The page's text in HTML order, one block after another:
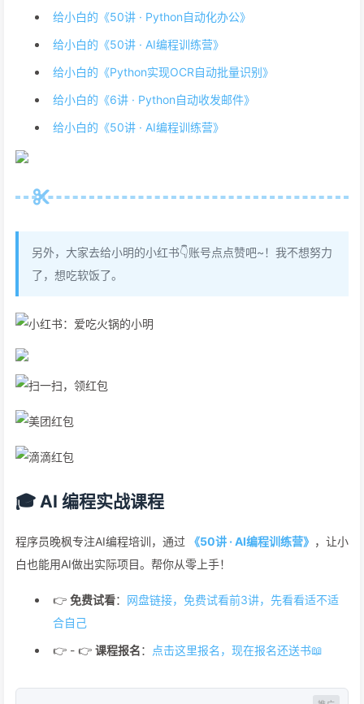
给小白的《50讲 · Python自动化办公》
给小白的《50讲 · AI编程训练营》
给小白的《Python实现OCR自动批量识别》
给小白的《6讲 · Python自动收发邮件》
给小白的《50讲 · AI编程训练营》
另外，大家去给小明的小红书👇账号点点赞吧~！我不想努力
了，想吃软饭了。
🎓 AI 编程实战课程
程序员晚枫专注AI编程培训，通过 《50讲 · AI编程训练营》 ，让小
白也能用AI做出实际项目。帮你从零上手！
👉 免费试看： 网盘链接，免费试看前3讲，先看看适不适
合自己
👉 - 👉 课程报名： 点击这里报名，现在报名还送书📖